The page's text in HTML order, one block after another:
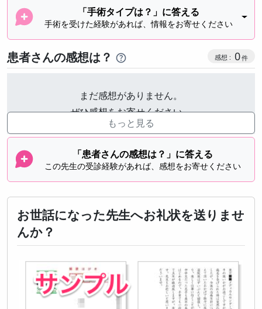
「手術タイプは？」に答える
手術を受けた経験があれば、情報をお寄せください
患者さんの感想は？ 感想投稿
0
まだ感想がありません。
ぜひ感想をお寄せください。
もっと見る
「患者さんの感想は？」に答える
この先生の受診経験があれば、感想をお寄せください
お世話になった先生へお礼状を送りませ
んか？